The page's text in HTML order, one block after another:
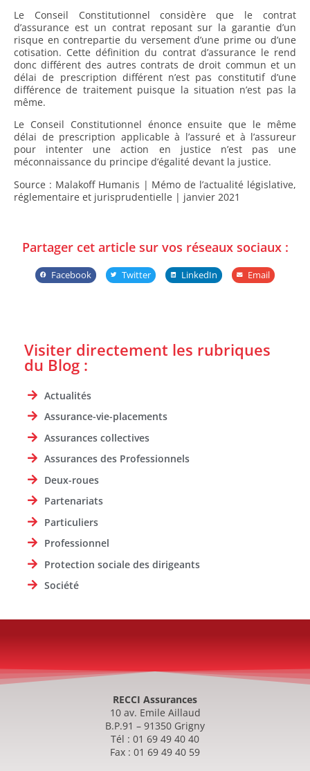
Le Conseil Constitutionnel considère que le contrat
d’assurance est un contrat reposant sur la garantie d’un
risque en contrepartie du versement d’une prime ou d’une
cotisation. Cette définition du contrat d’assurance le rend
donc différent des autres contrats de droit commun et un
délai de prescription différent n’est pas constitutif d’une
différence de traitement puisque la situation n’est pas la
même.
Le Conseil Constitutionnel énonce ensuite que le même
délai de prescription applicable à l’assuré et à l’assureur
pour intenter une action en justice n’est pas une
méconnaissance du principe d’égalité devant la justice.
Source : Malakoff Humanis | Mémo de l’actualité législative,
réglementaire et jurisprudentielle | janvier 2021
Partager cet article sur vos réseaux sociaux :
Facebook Twitter LinkedIn Email
Visiter directement les rubriques
du Blog :
Actualités
Assurance-vie-placements
Assurances collectives
Assurances des Professionnels
Deux-roues
Partenariats
Particuliers
Professionnel
Protection sociale des dirigeants
Société
RECCI Assurances
10 av. Emile Aillaud
B.P.91 – 91350 Grigny
Tél : 01 69 49 40 40
Fax : 01 69 49 40 59